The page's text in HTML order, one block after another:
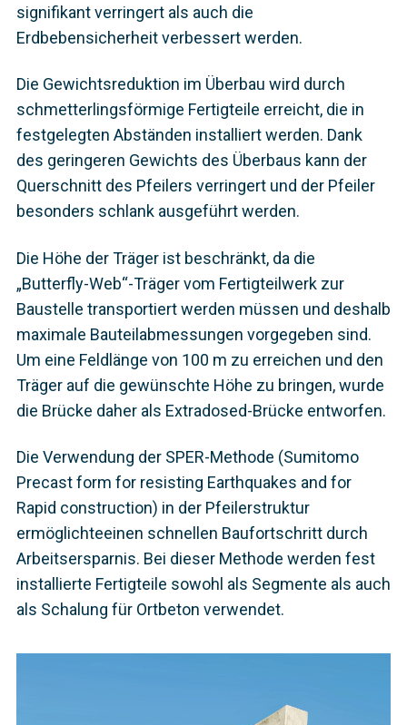
signifikant verringert als auch die
Erdbebensicherheit verbessert werden.
Die Gewichtsreduktion im Überbau wird durch
schmetterlingsförmige Fertigteile erreicht, die in
festgelegten Abständen installiert werden. Dank
des geringeren Gewichts des Überbaus kann der
Querschnitt des Pfeilers verringert und der Pfeiler
besonders schlank ausgeführt werden.
Die Höhe der Träger ist beschränkt, da die
„Butterfly-Web“-Träger vom Fertigteilwerk zur
Baustelle transportiert werden müssen und deshalb
maximale Bauteilabmessungen vorgegeben sind.
Um eine Feldlänge von 100 m zu erreichen und den
Träger auf die gewünschte Höhe zu bringen, wurde
die Brücke daher als Extradosed-Brücke entworfen.
Die Verwendung der SPER-Methode (Sumitomo
Precast form for resisting Earthquakes and for
Rapid construction) in der Pfeilerstruktur
ermöglichteeinen schnellen Baufortschritt durch
Arbeitsersparnis. Bei dieser Methode werden fest
installierte Fertigteile sowohl als Segmente als auch
als Schalung für Ortbeton verwendet.